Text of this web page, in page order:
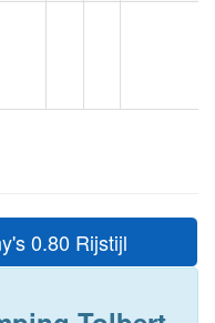
0.80 Rijstijl